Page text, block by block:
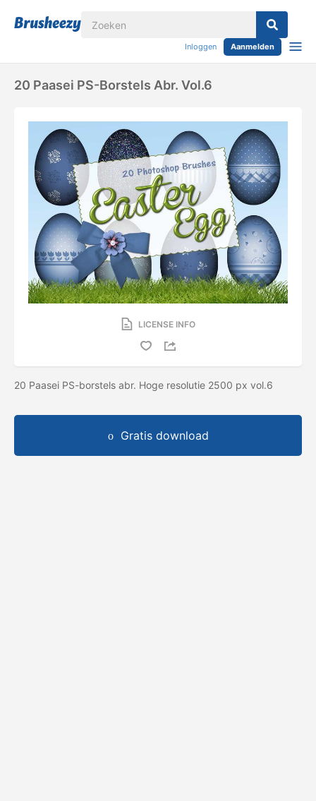
Inloggen Aanmelden
20 Paasei PS-Borstels Abr. Vol.6
LICENSE INFO
20 Paasei PS-borstels abr. Hoge resolutie 2500 px vol.6
Gratis download